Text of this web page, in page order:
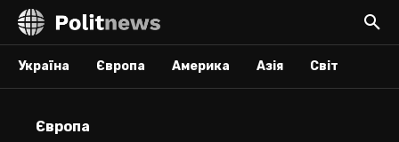
Україна Європа Америка Азія Світ
Європа